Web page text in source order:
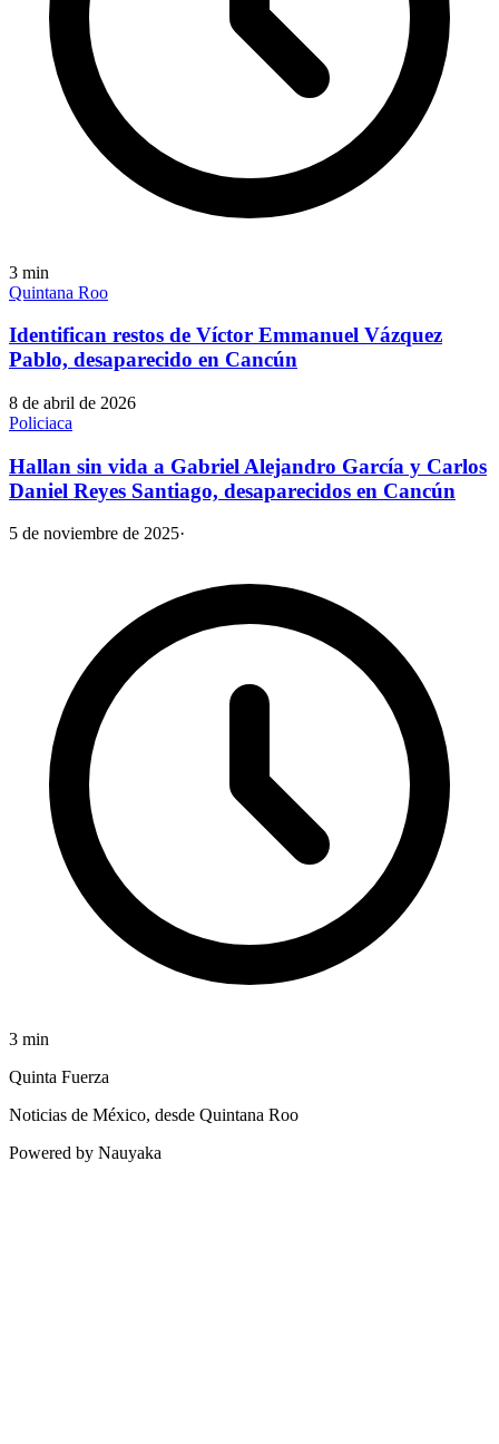
3 min
Quintana Roo
Identifican restos de Víctor Emmanuel Vázquez
Pablo, desaparecido en Cancún
8 de abril de 2026
Policiaca
Hallan sin vida a Gabriel Alejandro García y Carlos
Daniel Reyes Santiago, desaparecidos en Cancún
5 de noviembre de 2025·
3 min
Quinta Fuerza
Noticias de México, desde Quintana Roo
Powered by Nauyaka